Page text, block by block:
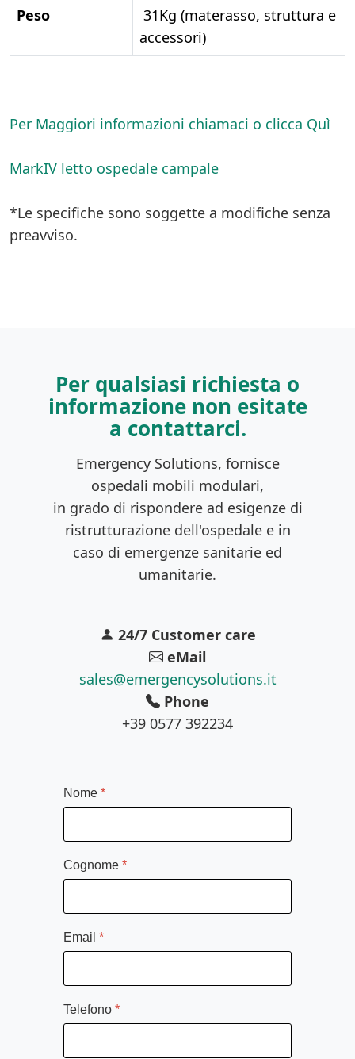
Peso
31Kg (materasso, struttura e
accessori)
Per Maggiori informazioni chiamaci o clicca Quì
MarkIV letto ospedale campale
*Le specifiche sono soggette a modifiche senza
preavviso.
Per qualsiasi richiesta o
informazione non esitate
a contattarci.
Emergency Solutions, fornisce
ospedali mobili modulari,
in grado di rispondere ad esigenze di
ristrutturazione dell'ospedale e in
caso di emergenze sanitarie ed
umanitarie.
24/7 Customer care
eMail
sales@emergencysolutions.it
Phone
+39 0577 392234
Nome *
Cognome *
Email *
Telefono *